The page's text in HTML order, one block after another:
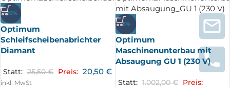
-20%
Optimum
Schleifscheibenabrichter
Diamant
Statt: 25,50€ Preis: 20,50 €
inkl. MwSt
-5%
Optimum
Maschinenunterbau mit
Absaugung GU 1 (230 V)
Statt: 1.002,00€ Preis: